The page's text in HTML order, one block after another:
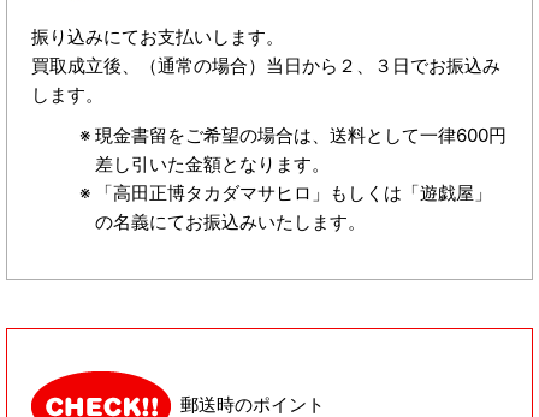
振り込みにてお支払いします。
買取成立後、（通常の場合）当日から２、３日でお振込み
します。
現金書留をご希望の場合は、送料として一律600円
差し引いた金額となります。
「高田正博タカダマサヒロ」もしくは「遊戯屋」
の名義にてお振込みいたします。
郵送時のポイント